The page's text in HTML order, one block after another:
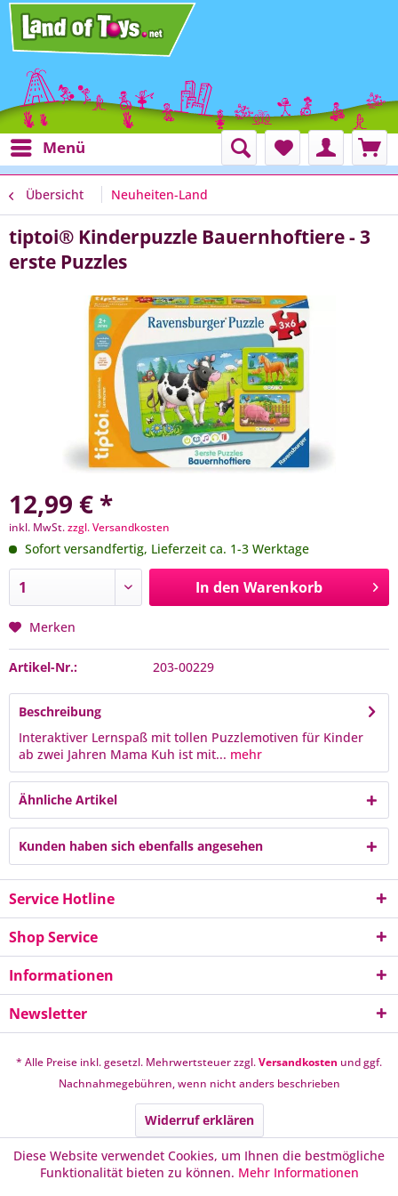
Menü
Übersicht Neuheiten-Land
tiptoi® Kinderpuzzle Bauernhoftiere - 3
erste Puzzles
12,99 € *
inkl. MwSt.zzgl. Versandkosten
Sofort versandfertig, Lieferzeit ca. 1-3 Werktage
In den Warenkorb
Merken
Artikel-Nr.: 203-00229
Beschreibung
Interaktiver Lernspaß mit tollen Puzzlemotiven für Kinder
ab zwei Jahren Mama Kuh ist mit... mehr
Ähnliche Artikel
Kunden haben sich ebenfalls angesehen
Service Hotline
Shop Service
Informationen
Newsletter
* Alle Preise inkl. gesetzl. Mehrwertsteuer zzgl.Versandkosten und ggf.
Nachnahmegebühren, wenn nicht anders beschrieben
Widerruf erklären
Diese Website verwendet Cookies, um Ihnen die bestmögliche
Funktionalität bieten zu können. Mehr Informationen